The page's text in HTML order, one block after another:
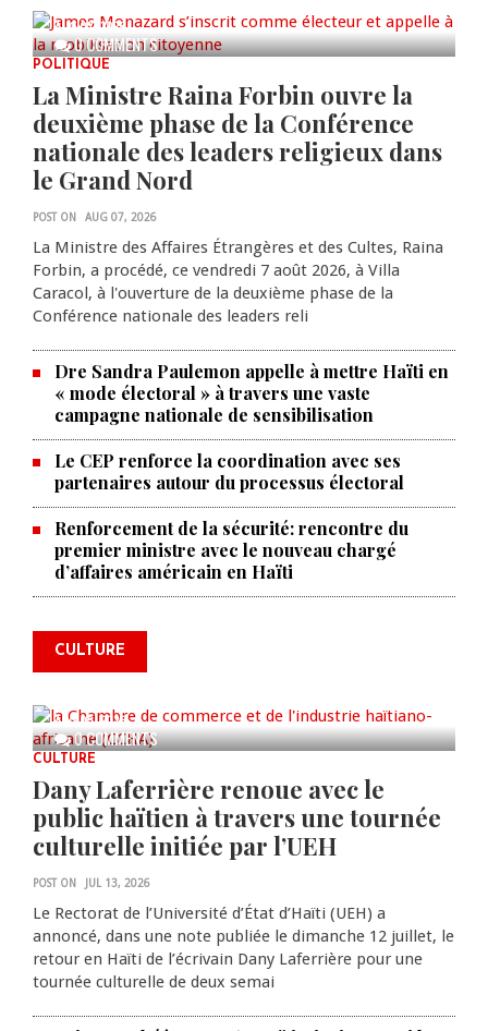
0 COMMENTS
AUG 07, 2026
POLITIQUE
La Ministre Raina Forbin ouvre la
deuxième phase de la Conférence
nationale des leaders religieux dans
le Grand Nord
POST ON AUG 07, 2026
La Ministre des Affaires Étrangères et des Cultes, Raina
Forbin, a procédé, ce vendredi 7 août 2026, à Villa
Caracol, à l'ouverture de la deuxième phase de la
Conférence nationale des leaders reli
Dre Sandra Paulemon appelle à mettre Haïti en
« mode électoral » à travers une vaste
campagne nationale de sensibilisation
Le CEP renforce la coordination avec ses
partenaires autour du processus électoral
Renforcement de la sécurité: rencontre du
premier ministre avec le nouveau chargé
d’affaires américain en Haïti
CULTURE
0 COMMENTS
La Chambre de commerce et de
l'industrie haïtiano-africaine
commémorer le 235e
anniversaire de la cérémonie du
AUG 05, 2026
CULTURE
Dany Laferrière renoue avec le
public haïtien à travers une tournée
culturelle initiée par l’UEH
POST ON JUL 13, 2026
Le Rectorat de l’Université d’État d’Haïti (UEH) a
annoncé, dans une note publiée le dimanche 12 juillet, le
retour en Haïti de l’écrivain Dany Laferrière pour une
tournée culturelle de deux semai